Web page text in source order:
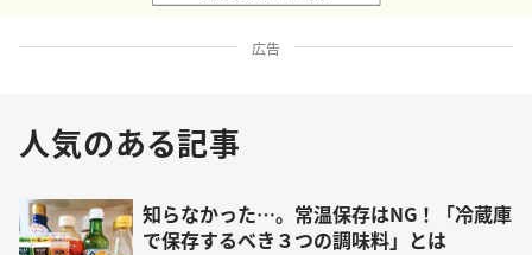
広告
人気のある記事
知らなかった…。常温保存はNG！「冷蔵庫
で保存するべき３つの調味料」とは